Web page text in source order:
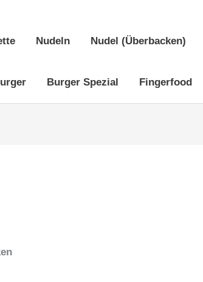
Nudeln Nudel (Überbacken)
Burger Spezial Fingerfood